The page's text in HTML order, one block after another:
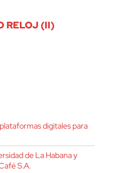
RELOJ (II)
digitales para
de La Habana y
S.A.